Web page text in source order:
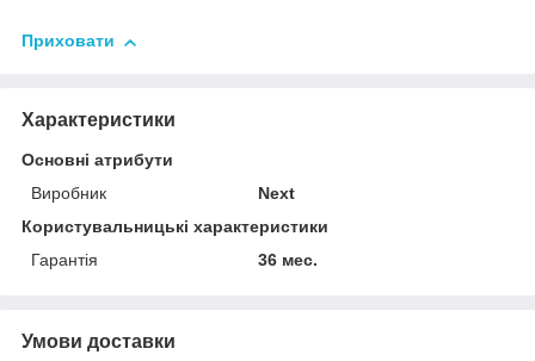
Приховати
Характеристики
Основні атрибути
Виробник
Next
Користувальницькі характеристики
Гарантія
36 мес.
Умови доставки